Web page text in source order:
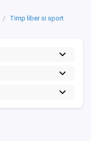
Timp liber si sport